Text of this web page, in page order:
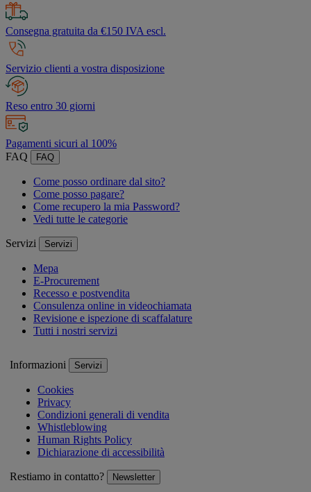
Consegna gratuita da €150 IVA escl.
Servizio clienti a vostra disposizione
Reso entro 30 giorni
Pagamenti sicuri al 100%
FAQ
FAQ
Come posso ordinare dal sito?
Come posso pagare?
Come recupero la mia Password?
Vedi tutte le categorie
Servizi Servizi
Mepa
E-Procurement
Recesso e postvendita
Consulenza online in videochiamata
Revisione e ispezione di scaffalature
Tutti i nostri servizi
Informazioni Servizi
Cookies
Privacy
Condizioni generali di vendita
Whistleblowing
Human Rights Policy
Dichiarazione di accessibilità
Restiamo in contatto? Newsletter